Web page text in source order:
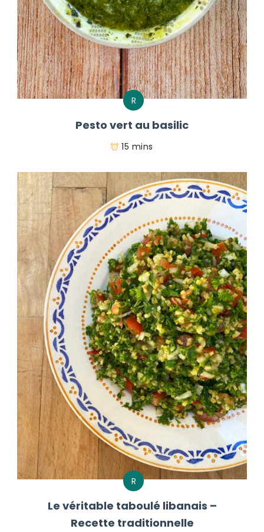
R
Pesto vert au basilic
15 mins
R
Le véritable taboulé libanais –
Recette traditionnelle